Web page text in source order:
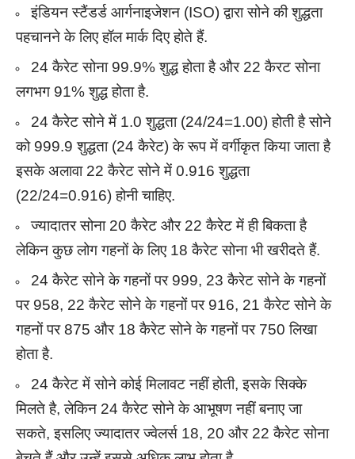
इंडियन स्टैंडर्ड आर्गनाइजेशन (ISO) द्वारा सोने की शुद्धता
पहचानने के लिए हॉल मार्क दिए होते हैं.
24 कैरेट सोना 99.9% शुद्ध होता है और 22 कैरट सोना
लगभग 91% शुद्ध होता है.
24 कैरेट सोने में 1.0 शुद्धता (24/24=1.00) होती है सोने
को 999.9 शुद्धता (24 कैरेट) के रूप में वर्गीकृत किया जाता है
इसके अलावा 22 कैरेट सोने में 0.916 शुद्धता
(22/24=0.916) होनी चाहिए.
ज्यादातर सोना 20 कैरेट और 22 कैरेट में ही बिकता है
लेकिन कुछ लोग गहनों के लिए 18 कैरेट सोना भी खरीदते हैं.
24 कैरेट सोने के गहनों पर 999, 23 कैरेट सोने के गहनों
पर 958, 22 कैरेट सोने के गहनों पर 916, 21 कैरेट सोने के
गहनों पर 875 और 18 कैरेट सोने के गहनों पर 750 लिखा
होता है.
24 कैरेट में सोने कोई मिलावट नहीं होती, इसके सिक्के
मिलते है, लेकिन 24 कैरेट सोने के आभूषण नहीं बनाए जा
सकते, इसलिए ज्यादातर ज्वेलर्स 18, 20 और 22 कैरेट सोना